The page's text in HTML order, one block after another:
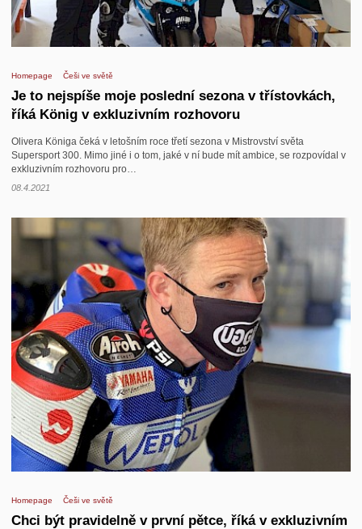
Homepage Češi ve světě
Je to nejspíše moje poslední sezona v třístovkách,
říká König v exkluzivním rozhovoru
Olivera Königa čeká v letošním roce třetí sezona v Mistrovství světa
Supersport 300. Mimo jiné i o tom, jaké v ní bude mít ambice, se rozpovídal v
exkluzivním rozhovoru pro…
08.4.2021
Homepage Češi ve světě
Chci být pravidelně v první pětce, říká v exkluzivním